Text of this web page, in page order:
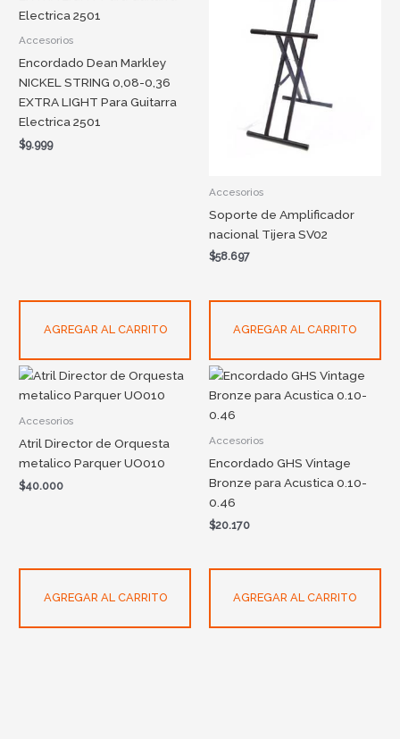
Accesorios
Encordado Dean Markley
NICKEL STRING 0,08-0,36
EXTRA LIGHT Para Guitarra
Electrica 2501
$9.999
AGREGAR AL CARRITO
Accesorios
Soporte de Amplificador
nacional Tijera SV02
$58.697
AGREGAR AL CARRITO
Accesorios
Atril Director de Orquesta
metalico Parquer UO010
$40.000
AGREGAR AL CARRITO
Accesorios
Encordado GHS Vintage
Bronze para Acustica 0.10-
0.46
$20.170
AGREGAR AL CARRITO